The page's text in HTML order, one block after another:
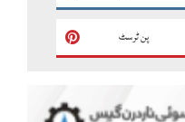
پن ٹرسٹ